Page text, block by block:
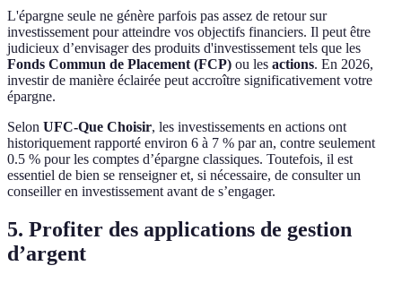
L'épargne seule ne génère parfois pas assez de retour sur
investissement pour atteindre vos objectifs financiers. Il peut être
judicieux d’envisager des produits d'investissement tels que les
Fonds Commun de Placement (FCP) ou les actions. En 2026,
investir de manière éclairée peut accroître significativement votre
épargne.
Selon UFC-Que Choisir, les investissements en actions ont
historiquement rapporté environ 6 à 7 % par an, contre seulement
0.5 % pour les comptes d’épargne classiques. Toutefois, il est
essentiel de bien se renseigner et, si nécessaire, de consulter un
conseiller en investissement avant de s’engager.
5. Profiter des applications de gestion
d’argent